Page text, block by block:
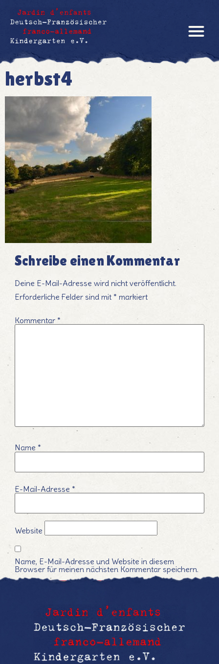
herbst4
Schreibe einen Kommentar
Deine E-Mail-Adresse wird nicht veröffentlicht.
Erforderliche Felder sind mit * markiert
Kommentar *
Name *
E-Mail-Adresse *
Website
Name, E-Mail-Adresse und Website in diesem
Browser für meinen nächsten Kommentar speichern.